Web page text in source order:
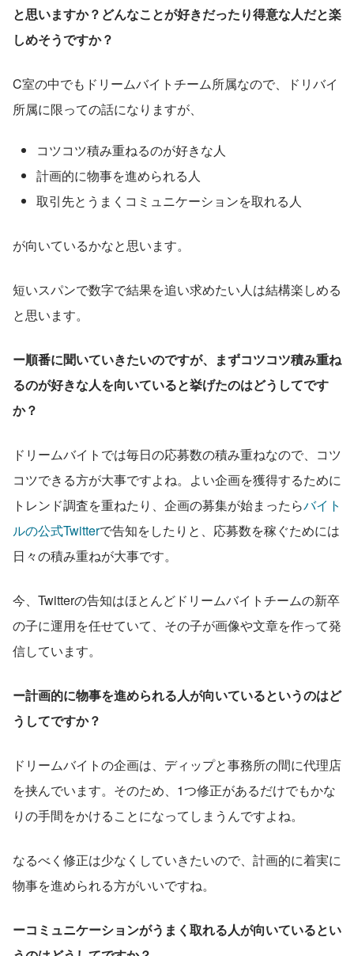
と思いますか？どんなことが好きだったり得意な人だと楽
しめそうですか？
C室の中でもドリームバイトチーム所属なので、ドリバイ
所属に限っての話になりますが、
コツコツ積み重ねるのが好きな人
計画的に物事を進められる人
取引先とうまくコミュニケーションを取れる人
が向いているかなと思います。
短いスパンで数字で結果を追い求めたい人は結構楽しめる
と思います。
ー順番に聞いていきたいのですが、まずコツコツ積み重ね
るのが好きな人を向いていると挙げたのはどうしてです
か？
ドリームバイトでは毎日の応募数の積み重ねなので、コツ
コツできる方が大事ですよね。よい企画を獲得するために
トレンド調査を重ねたり、企画の募集が始まったらバイト
ルの公式Twitterで告知をしたりと、応募数を稼ぐためには
日々の積み重ねが大事です。
今、Twitterの告知はほとんどドリームバイトチームの新卒
の子に運用を任せていて、その子が画像や文章を作って発
信しています。
ー計画的に物事を進められる人が向いているというのはど
うしてですか？
ドリームバイトの企画は、ディップと事務所の間に代理店
を挟んでいます。そのため、1つ修正があるだけでもかな
りの手間をかけることになってしまうんですよね。
なるべく修正は少なくしていきたいので、計画的に着実に
物事を進められる方がいいですね。
ーコミュニケーションがうまく取れる人が向いているとい